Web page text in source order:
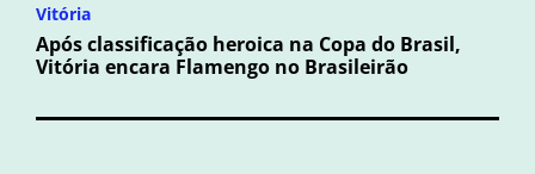
Vitória
Após classificação heroica na Copa do Brasil,
Vitória encara Flamengo no Brasileirão